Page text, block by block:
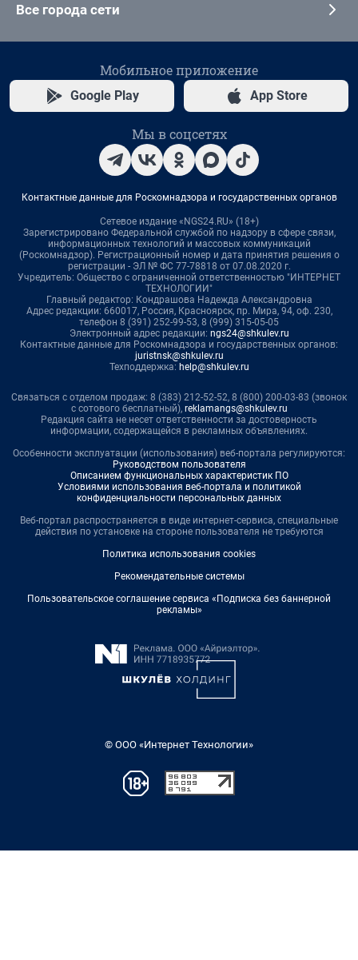
Все города сети
Мобильное приложение
Google Play App Store
Мы в соцсетях
Контактные данные для Роскомнадзора и государственных органов
Сетевое издание «NGS24.RU» (18+)
Зарегистрировано Федеральной службой по надзору в сфере связи,
информационных технологий и массовых коммуникаций
(Роскомнадзор). Регистрационный номер и дата принятия решения о
регистрации - ЭЛ № ФС 77-78818 от 07.08.2020 г.
Учредитель: Общество с ограниченной ответственностью "ИНТЕРНЕТ
ТЕХНОЛОГИИ"
Главный редактор: Кондрашова Надежда Александровна
Адрес редакции: 660017, Россия, Красноярск, пр. Мира, 94, оф. 230,
телефон 8 (391) 252-99-53, 8 (999) 315-05-05
Электронный адрес редакции: ngs24@shkulev.ru
Контактные данные для Роскомнадзора и государственных органов:
juristnsk@shkulev.ru
Техподдержка: help@shkulev.ru
Связаться с отделом продаж: 8 (383) 212-52-52, 8 (800) 200-03-83 (звонок
с сотового бесплатный), reklamangs@shkulev.ru
Редакция сайта не несет ответственности за достоверность
информации, содержащейся в рекламных объявлениях.
Особенности эксплуатации (использования) веб-портала регулируются:
Руководством пользователя
Описанием функциональных характеристик ПО
Условиями использования веб-портала и политикой
конфиденциальности персональных данных
Веб-портал распространяется в виде интернет-сервиса, специальные
действия по установке на стороне пользователя не требуются
Политика использования cookies
Рекомендательные системы
Пользовательское соглашение сервиса «Подписка без баннерной
рекламы»
© ООО «Интернет Технологии»